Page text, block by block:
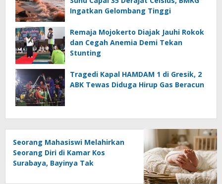
Ingatkan Gelombang Tinggi
Remaja Mojokerto Diajak Jauhi Rokok
dan Cegah Anemia Demi Tekan
Stunting
Tragedi Kapal HAMDAM 1 di Gresik, 2
ABK Tewas Diduga Hirup Gas Beracun
Seorang Mahasiswi Melahirkan
Seorang Diri di Kamar Kos
Surabaya, Bayinya Tak